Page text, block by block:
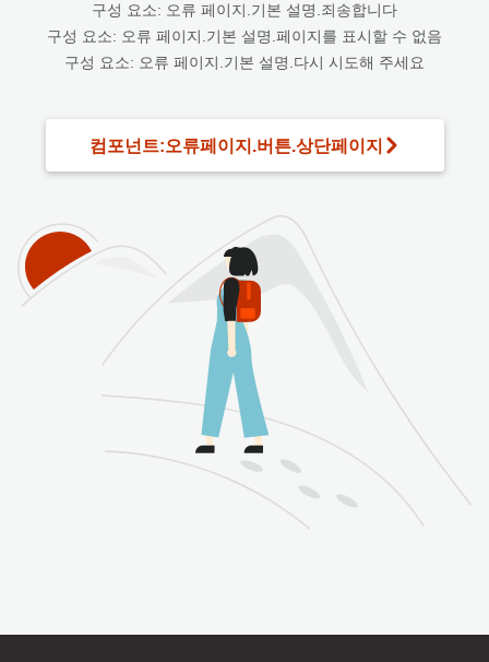
구성 요소: 오류 페이지.기본 설명.죄송합니다
구성 요소: 오류 페이지.기본 설명.페이지를 표시할 수 없음
구성 요소: 오류 페이지.기본 설명.다시 시도해 주세요
컴포넌트:오류페이지.버튼.상단페이지